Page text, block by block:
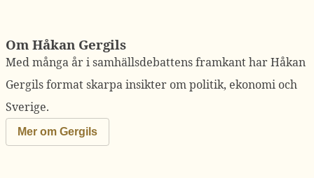
Om Håkan Gergils
Med många år i samhällsdebattens framkant har Håkan
Gergils format skarpa insikter om politik, ekonomi och
Sverige.
Mer om Gergils